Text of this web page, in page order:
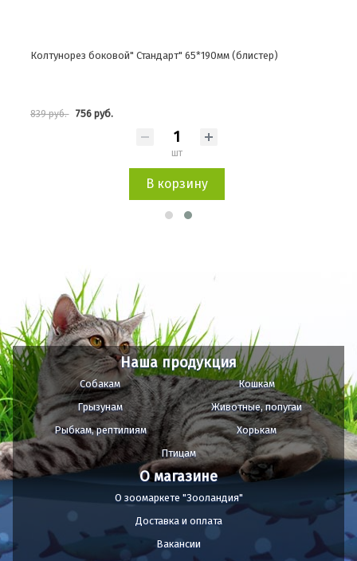
Колтунорез боковой" Стандарт" 65*190мм (блистер)
839 руб. 756 руб.
шт
В корзину
Наша продукция
Собакам
Кошкам
Грызунам
Животные, попугаи
Рыбкам, рептилиям
Хорькам
Птицам
О магазине
О зоомаркете "Зооландия"
Доставка и оплата
Вакансии